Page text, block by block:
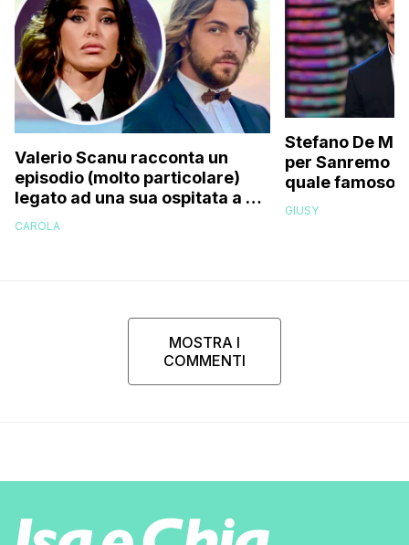
Valerio Scanu racconta un
episodio (molto particolare)
legato ad una sua ospitata a Le
Iene mai andata in onda: “Belen
CAROLA
Stefano De
per Sanremo
quale famoso
relativo
GIUSY
MOSTRA I
COMMENTI